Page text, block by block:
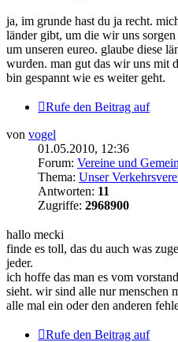
ja, im grunde hast du ja recht.
länder gibt, um die wir uns
um unseren eureo. glaube diese
wurden. man gut das wir uns mit
bin gespannt wie es weiter geht.
Rufe den Beitrag auf
von vogel
01.05.2010, 12:36
Forum: Vereine und
Thema: Unser
Antworten: 11
Zugriffe: 2968900
hallo mecki
finde es toll, das du auch was
jeder.
ich hoffe das man es vom
sieht. wir sind alle nur menschen
alle mal ein oder den anderen
Rufe den Beitrag auf